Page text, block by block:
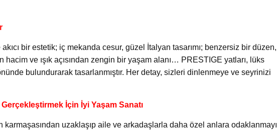
bir estetik; iç mekanda cesur, güzel İtalyan tasarımı; benzersiz bir düzen,
ve ışık açısından zengin bir yaşam alanı… PRESTIGE yatları, lüks
bulundurarak tasarlanmıştır. Her detay, sizleri dinlenmeye ve seyrinizi
İçin İyi Yaşam Sanatı
karmaşasından uzaklaşıp aile ve arkadaşlarla daha özel anlara odaklanmayı